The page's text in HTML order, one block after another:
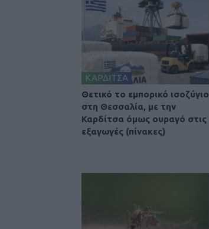
ΚΑΡΔΙΤΣΑ
Θετικό το εμπορικό ισοζύγιο
στη Θεσσαλία, με την
Καρδίτσα όμως ουραγό στις
εξαγωγές (πίνακες)